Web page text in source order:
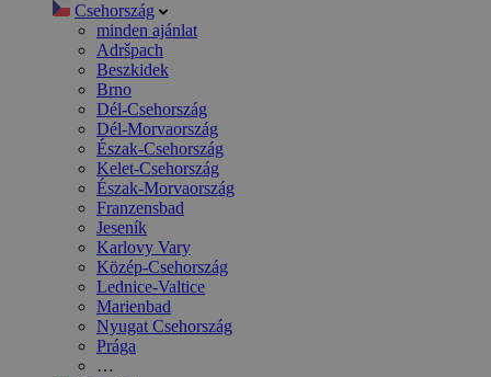
Csehország
minden ajánlat
Adršpach
Beszkidek
Brno
Dél-Csehország
Dél-Morvaország
Észak-Csehország
Kelet-Csehország
Észak-Morvaország
Franzensbad
Jeseník
Karlovy Vary
Közép-Csehország
Lednice-Valtice
Marienbad
Nyugat Csehország
Prága
…